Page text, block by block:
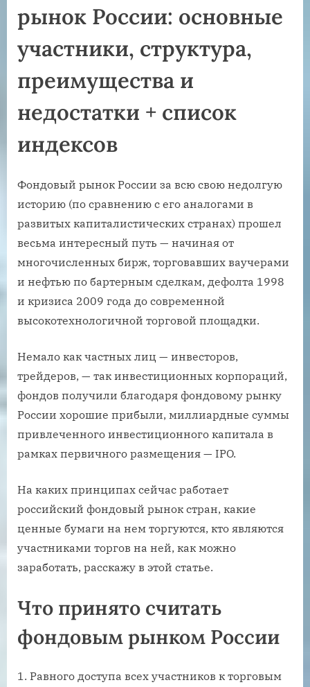
рынок России: основные
участники, структура,
преимущества и
недостатки + список
индексов
Фондовый рынок России за всю свою недолгую
историю (по сравнению с его аналогами в
развитых капиталистических странах) прошел
весьма интересный путь — начиная от
многочисленных бирж, торговавших ваучерами
и нефтью по бартерным сделкам, дефолта 1998
и кризиса 2009 года до современной
высокотехнологичной торговой площадки.
Немало как частных лиц — инвесторов,
трейдеров, — так инвестиционных корпораций,
фондов получили благодаря фондовому рынку
России хорошие прибыли, миллиардные суммы
привлеченного инвестиционного капитала в
рамках первичного размещения — IPO.
На каких принципах сейчас работает
российский фондовый рынок стран, какие
ценные бумаги на нем торгуются, кто являются
участниками торгов на ней, как можно
заработать, расскажу в этой статье.
Что принято считать
фондовым рынком России
Равного доступа всех участников к торговым